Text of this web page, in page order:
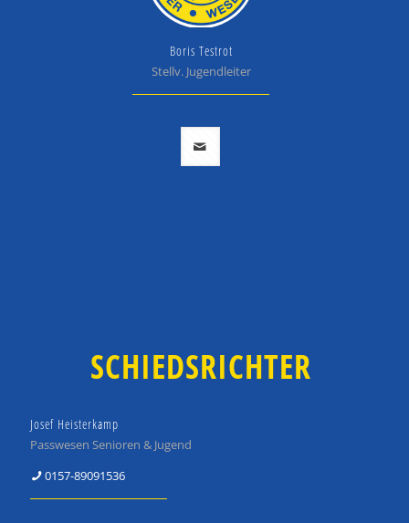
Boris Testrot
Stellv. Jugendleiter
SCHIEDSRICHTER
Josef Heisterkamp
Passwesen Senioren & Jugend
0157-89091536